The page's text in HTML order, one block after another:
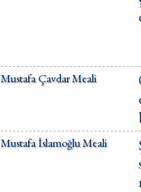
Mustafa Çavdar Meali
Mustafa İslamoğlu Meali